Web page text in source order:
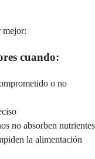
mejor:
cuando:
o no
no absorben nutrientes
la alimentación